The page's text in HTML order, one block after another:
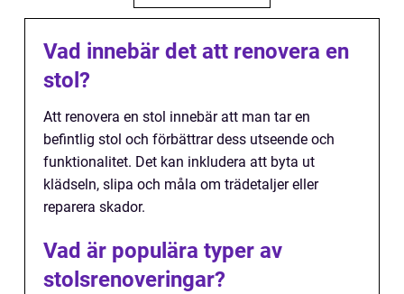
Vad innebär det att renovera en
stol?
Att renovera en stol innebär att man tar en
befintlig stol och förbättrar dess utseende och
funktionalitet. Det kan inkludera att byta ut
klädseln, slipa och måla om trädetaljer eller
reparera skador.
Vad är populära typer av
stolsrenoveringar?